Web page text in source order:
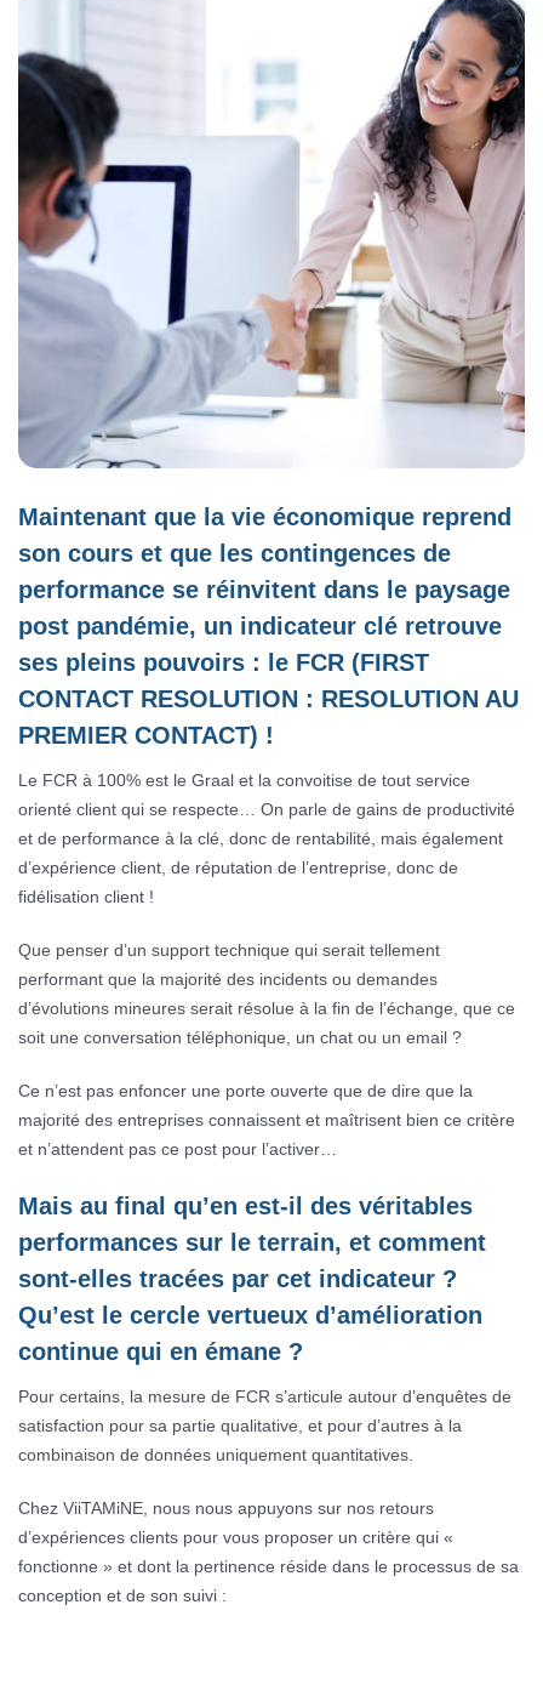
Maintenant que la vie économique reprend
son cours et que les contingences de
performance se réinvitent dans le paysage
post pandémie, un indicateur clé retrouve
ses pleins pouvoirs : le FCR (FIRST
CONTACT RESOLUTION : RESOLUTION AU
PREMIER CONTACT) !
Le FCR à 100% est le Graal et la convoitise de tout service
orienté client qui se respecte… On parle de gains de productivité
et de performance à la clé, donc de rentabilité, mais également
d’expérience client, de réputation de l’entreprise, donc de
fidélisation client !
Que penser d’un support technique qui serait tellement
performant que la majorité des incidents ou demandes
d’évolutions mineures serait résolue à la fin de l’échange, que ce
soit une conversation téléphonique, un chat ou un email ?
Ce n’est pas enfoncer une porte ouverte que de dire que la
majorité des entreprises connaissent et maîtrisent bien ce critère
et n’attendent pas ce post pour l’activer…
Mais au final qu’en est-il des véritables
performances sur le terrain, et comment
sont-elles tracées par cet indicateur ?
Qu’est le cercle vertueux d’amélioration
continue qui en émane ?
Pour certains, la mesure de FCR s’articule autour d’enquêtes de
satisfaction pour sa partie qualitative, et pour d’autres à la
combinaison de données uniquement quantitatives.
Chez ViiTAMiNE, nous nous appuyons sur nos retours
d’expériences clients pour vous proposer un critère qui «
fonctionne » et dont la pertinence réside dans le processus de sa
conception et de son suivi :